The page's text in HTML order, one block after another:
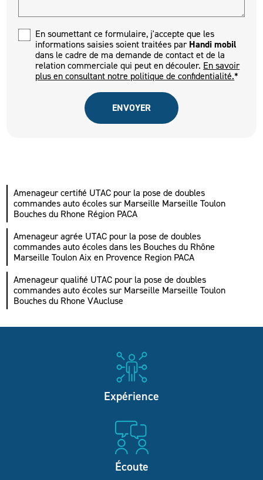
En soumettant ce formulaire, j'accepte que les
informations saisies soient traitées parHandi mobil
dans le cadre de ma demande de contact et de la
relation commerciale qui peut en découler. En savoir
plus en consultant notre politique de confidentialité.*
Amenageur certifié UTAC pour la pose de doubles
commandes auto écoles sur Marseille Marseille Toulon
Bouches du Rhone Région PACA
Amenageur agrée UTAC pour la pose de doubles
commandes auto écoles dans les Bouches du Rhône
Marseille Toulon Aix en Provence Region PACA
Amenageur qualifié UTAC pour la pose de doubles
commandes auto écoles sur Marseille Marseille Toulon
Bouches du Rhone VAucluse
Expérience
Écoute